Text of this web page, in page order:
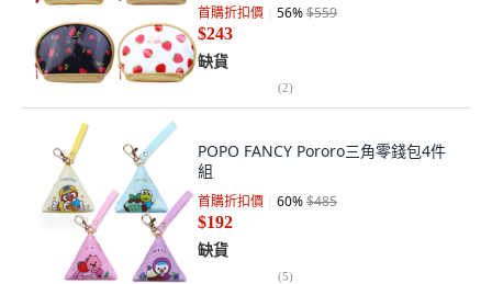
首購折扣價 56%$559
$243
缺貨
(2)
POPO FANCY Pororo三角零錢包4件
組
首購折扣價 60%$485
$192
缺貨
(5)